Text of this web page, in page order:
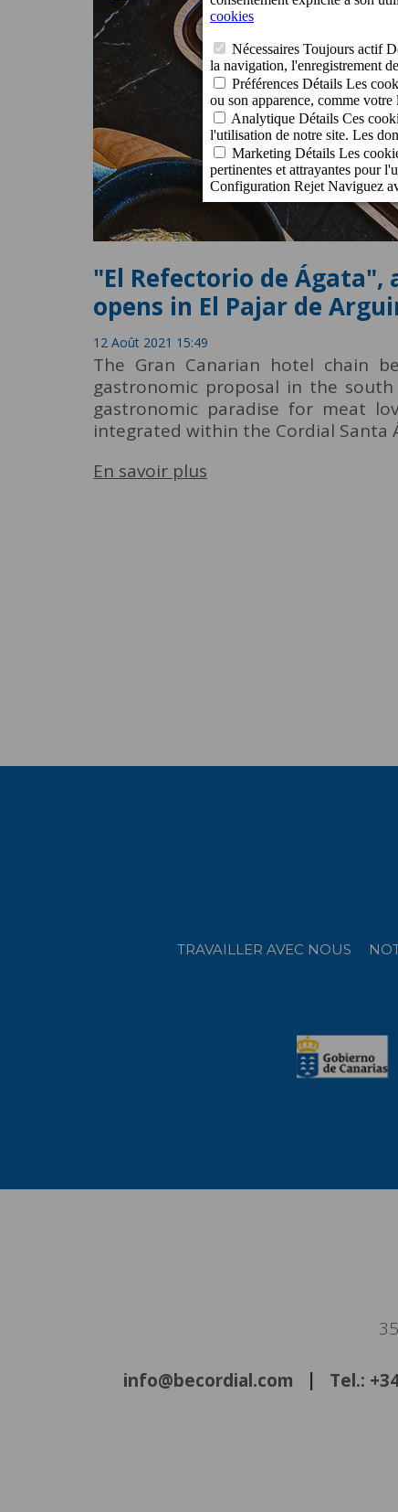
"El Refectorio de
opens in El Pajar de
12 Août 2021 15:49
The Gran Canarian hotel chain
gastronomic proposal in the
gastronomic paradise for meat
integrated within the Cordial Santa
En savoir plus
TRAVAILLER AVEC NOUS
info@becordial.com Tel.: